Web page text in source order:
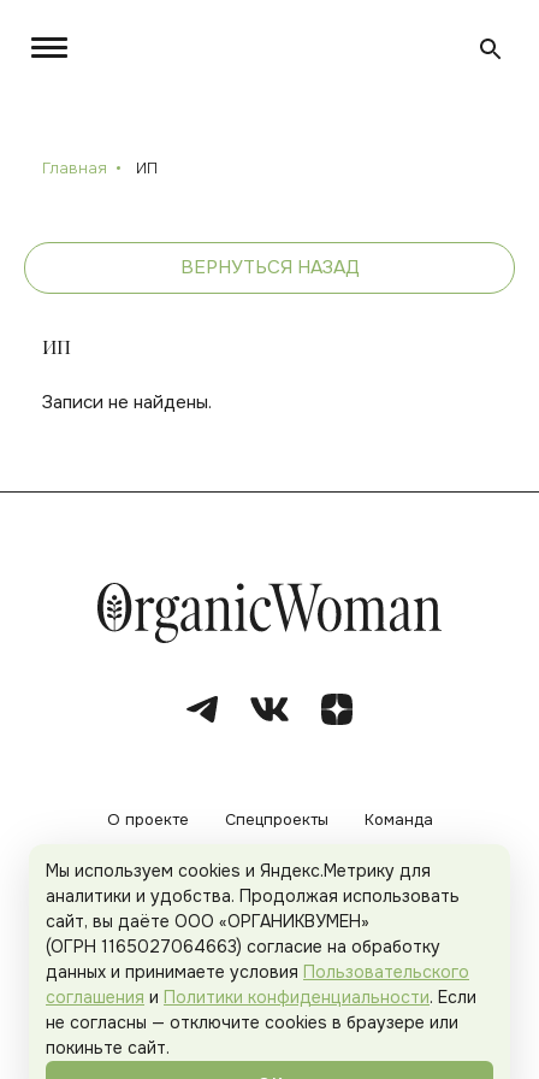
Главная ИП
ВЕРНУТЬСЯ НАЗАД
ИП
Записи не найдены.
О проекте Спецпроекты Команда
Рекламодателям Политика конфиденциальности
Пользовательское соглашение
Organicwoman.ru . Все права защищены.
Мы используем cookies и Яндекс.Метрику для
аналитики и удобства. Продолжая использовать
сайт, вы даёте ООО «ОРГАНИКВУМЕН»
(ОГРН 1165027064663) согласие на обработку
данных и принимаете условия Пользовательского
соглашения и Политики конфиденциальности. Если
не согласны — отключите cookies в браузере или
покиньте сайт.